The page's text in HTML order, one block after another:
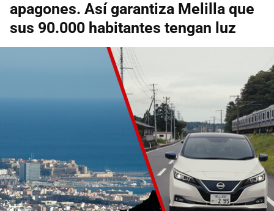
apagones. Así garantiza Melilla que
sus 90.000 habitantes tengan luz